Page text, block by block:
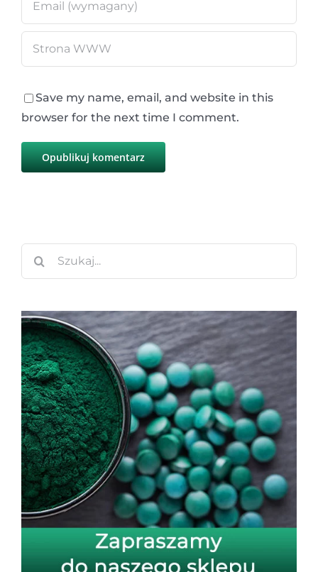
Save my name, email, and website in this
browser for the next time I comment.